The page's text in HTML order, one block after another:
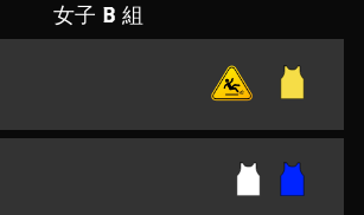
女子 B 組